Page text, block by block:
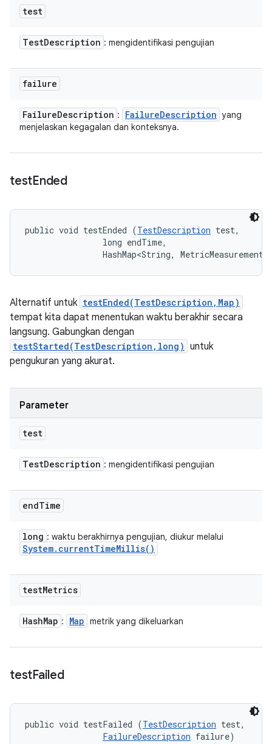
test
TestDescription : mengidentifikasi pengujian
failure
FailureDescription : FailureDescription yang
menjelaskan kegagalan dan konteksnya.
testEnded
public void testEnded (TestDescription test,
                long endTime,
HashMap<String,
Alternatif untuk testEnded(TestDescription,Map)
tempat kita dapat menentukan waktu berakhir secara
langsung. Gabungkan dengan
testStarted(TestDescription,long) untuk
pengukuran yang akurat.
Parameter
test
TestDescription : mengidentifikasi pengujian
endTime
long : waktu berakhirnya pengujian, diukur melalui
System. currentTimeMillis( )
testMetrics
HashMap : Map metrik yang dikeluarkan
testFailed
public void testFailed (TestDescription test,
FailureDescription failure)